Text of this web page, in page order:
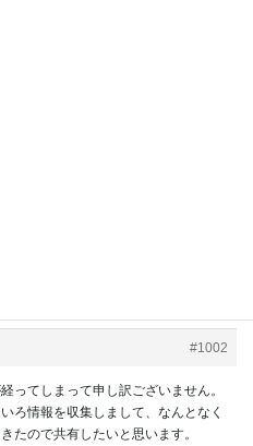
#1002
ってしまって申し訳ございません。
ろ情報を収集しまして、なんとなく
たので共有したいと思います。